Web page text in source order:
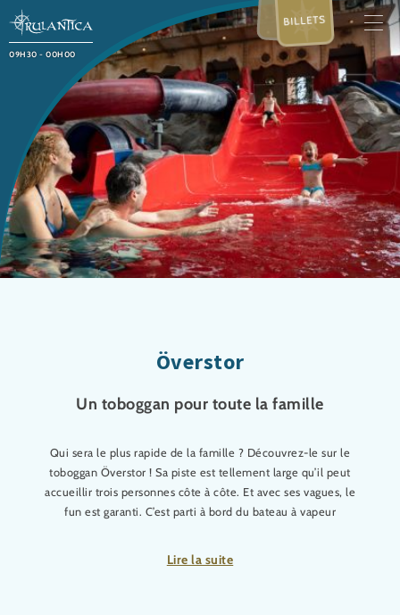
09H30 - 00H00
BILLETS
Överstor
Un toboggan pour toute la famille
Qui sera le plus rapide de la famille ? Découvrez-le sur le
toboggan Överstor ! Sa piste est tellement large qu’il peut
accueillir trois personnes côte à côte. Et avec ses vagues, le
fun est garanti. C’est parti à bord du bateau à vapeur
Veuillez noter:
Lire la suite